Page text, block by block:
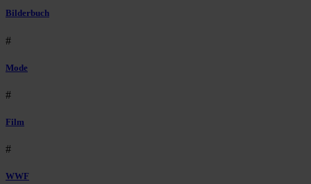
Bilderbuch
#
Mode
#
Film
#
WWF